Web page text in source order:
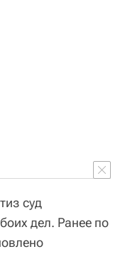
суд
дел. Ранее по